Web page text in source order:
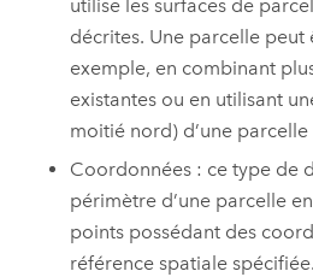
utilise les surfaces de
décrites. Une parcelle
exemple, en combinant
existantes ou en utilisant
moitié nord) d’une parcelle
Coordonnées : ce type de
périmètre d’une parcelle
points possédant des
référence spatiale spécifiée.